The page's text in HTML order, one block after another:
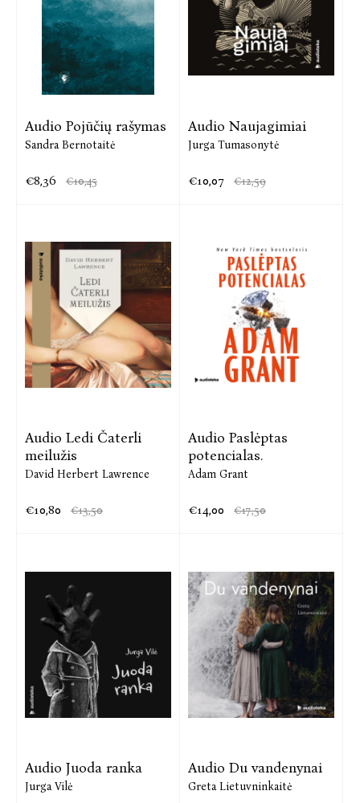
Audio Pojūčių rašymas
Sandra Bernotaitė
€8,36 €10,45
Audio Naujagimiai
Jurga Tumasonytė
€10,07 €12,59
Audio Ledi Čaterli
meilužis
David Herbert Lawrence
€10,80 €13,50
Audio Paslėptas
potencialas.
Adam Grant
€14,00 €17,50
Audio Juoda ranka
Jurga Vilė
Audio Du vandenynai
Greta Lietuvninkaitė